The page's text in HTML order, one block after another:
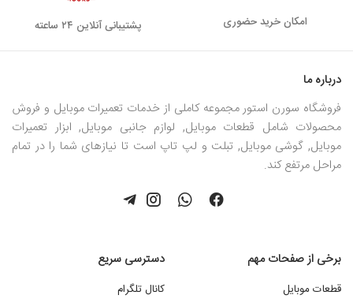
امکان خرید حضوری پشتیبانی آنلاین ۲۴ ساعته
درباره ما
فروشگاه سورن استور مجموعه کاملی از خدمات تعمیرات موبایل و فروش
محصولات شامل قطعات موبایل, لوازم جانبی موبایل, ابزار تعمیرات
موبایل, گوشی موبایل, تبلت و لپ تاپ است تا نیازهای شما را در تمام
مراحل مرتفع کند.
برخی از صفحات مهم
قطعات موبایل
دسترسی سریع
کانال تلگرام